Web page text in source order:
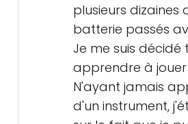
plusieurs dizaines
batterie passés
Je me suis
apprendre à
N'ayant jamais
d'un instrument,